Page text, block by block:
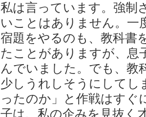
私は言っています。強制
いことはありません。一
宿題をやるのも、教科書
たことがありますが、息
んでいました。でも、教
少しうれしそうにしてし
ったのか」と作戦はすぐ
子は、私の企みを見抜く